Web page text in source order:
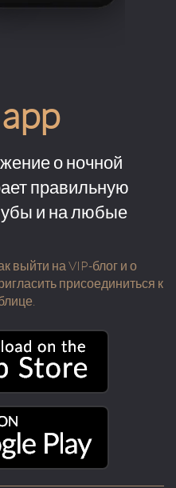
о ночной
правильную
и на любые
выйти на VIP-блог и о
присоединиться к